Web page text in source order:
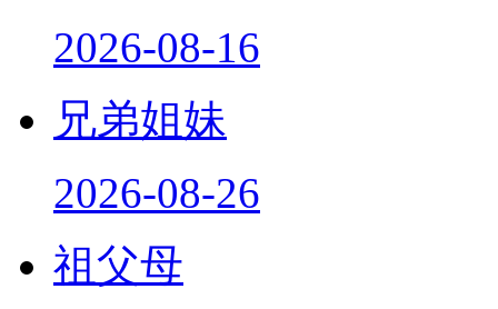
2026-08-16
兄弟姐妹
2026-08-26
祖父母